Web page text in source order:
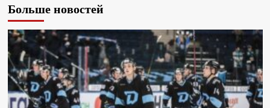
Больше новостей